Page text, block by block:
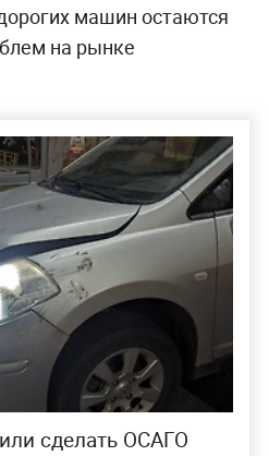
машин остаются
на рынке
сделать ОСАГО